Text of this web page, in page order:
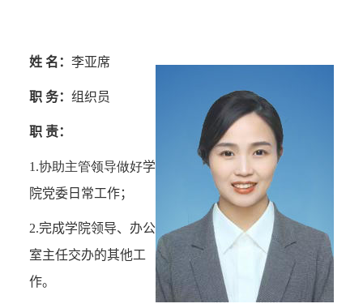
姓 名： 李亚席
职 务： 组织员
职 责：
1.协助主管领导做好学
院党委日常工作；
2.完成学院领导、办公
室主任交办的其他工
作。